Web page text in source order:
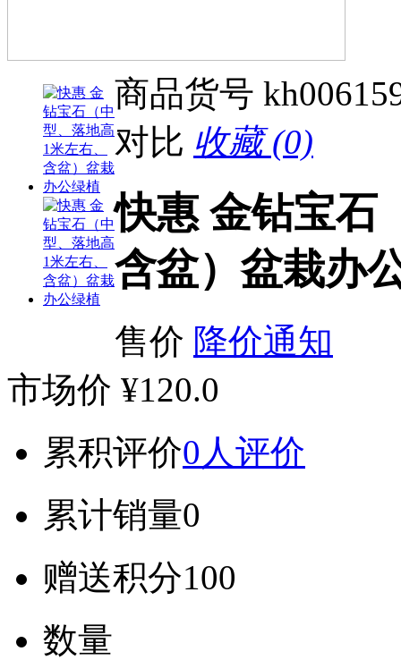
商品货号
对比 收藏 (0)
快惠 金钻宝石
含盆）盆栽办
售价 降价通知
市场价 ¥120.0
累积评价0人评价
累计销量0
赠送积分100
数量